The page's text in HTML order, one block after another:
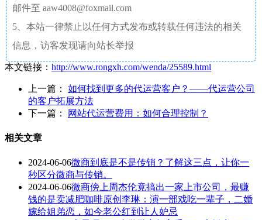
邮件至 aaw4008@foxmail.com
5、本站一律禁止以任何方式发布或转载任何违法的相关
信息，访客发现请向站长举报
本文链接： http://www.rongxh.com/wenda/25589.html
上一篇： 如何找到更多的代运营客户？——代运营公司
的客户拓展方法
下一篇：
网站代运营费用：如何合理控制？
相关文章
2024-06-06微商到底是不是传销？了解这三点，让你一
秒区分微商与传销。
2024-06-06微商傍上周杰伦竟搞出一家上市公司，最赚
钱的是卖减肥咖啡原创李琳：演一部戏吃一辈子，二婚
嫁给姐弟恋，如今老公红到让人妒忌